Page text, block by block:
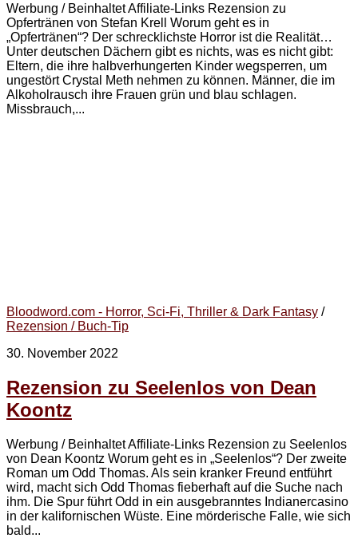
Werbung / Beinhaltet Affiliate-Links Rezension zu
Opfertränen von Stefan Krell Worum geht es in
„Opfertränen“? Der schrecklichste Horror ist die Realität…
Unter deutschen Dächern gibt es nichts, was es nicht gibt:
Eltern, die ihre halbverhungerten Kinder wegsperren, um
ungestört Crystal Meth nehmen zu können. Männer, die im
Alkoholrausch ihre Frauen grün und blau schlagen.
Missbrauch,...
Bloodword.com - Horror, Sci-Fi, Thriller & Dark Fantasy /
Rezension / Buch-Tip
30. November 2022
Rezension zu Seelenlos von Dean
Koontz
Werbung / Beinhaltet Affiliate-Links Rezension zu Seelenlos
von Dean Koontz Worum geht es in „Seelenlos“? Der zweite
Roman um Odd Thomas. Als sein kranker Freund entführt
wird, macht sich Odd Thomas fieberhaft auf die Suche nach
ihm. Die Spur führt Odd in ein ausgebranntes Indianercasino
in der kalifornischen Wüste. Eine mörderische Falle, wie sich
bald...